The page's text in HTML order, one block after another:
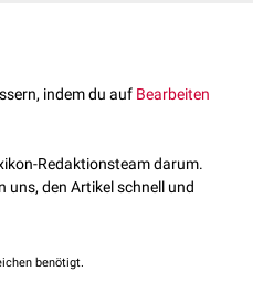
Reanimation
mit Bildung wahrer
indem du auf Bearbeiten
Redaktionsteam darum.
uns, den Artikel schnell und
benötigt.